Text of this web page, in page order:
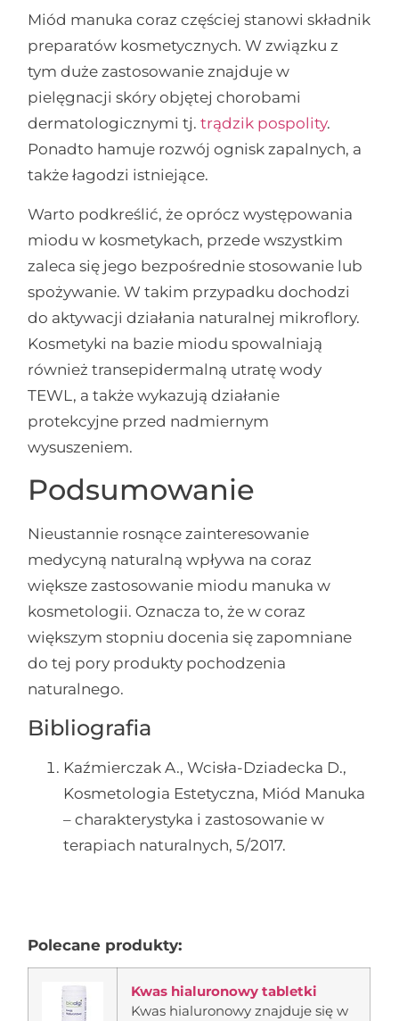
Miód manuka coraz częściej stanowi składnik
preparatów kosmetycznych. W związku z
tym duże zastosowanie znajduje w
pielęgnacji skóry objętej chorobami
dermatologicznymi tj.trądzik pospolity.
Ponadto hamuje rozwój ognisk zapalnych, a
także łagodzi istniejące.
Warto podkreślić, że oprócz występowania
miodu w kosmetykach, przede wszystkim
zaleca się jego bezpośrednie stosowanie lub
spożywanie. W takim przypadku dochodzi
do aktywacji działania naturalnej mikroflory.
Kosmetyki na bazie miodu spowalniają
również transepidermalną utratę wody
TEWL, a także wykazują działanie
protekcyjne przed nadmiernym
wysuszeniem.
Podsumowanie
Nieustannie rosnące zainteresowanie
medycyną naturalną wpływa na coraz
większe zastosowanie miodu manuka w
kosmetologii. Oznacza to, że w coraz
większym stopniu docenia się zapomniane
do tej pory produkty pochodzenia
naturalnego.
Bibliografia
Kaźmierczak A., Wcisła-Dziadecka D.,
Kosmetologia Estetyczna, Miód Manuka
– charakterystyka i zastosowanie w
terapiach naturalnych, 5/2017.
Polecane produkty:
Kwas hialuronowy tabletki
Kwas hialuronowy znajduje się w